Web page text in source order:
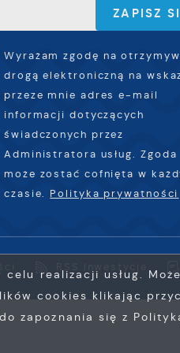
Wyrażam zgodę na
drogą elektroniczną na
przeze mnie adres e-mail
informacji dotyczących
świadczonych przez
Administratora usług. Zgoda
może zostać cofnięta w
czasie. Polityka prywatności
RSS Inwestycje
realizacji usług.
cookies klikając
zapoznania się z
lub firm
usług. Firmy te
prezentujących